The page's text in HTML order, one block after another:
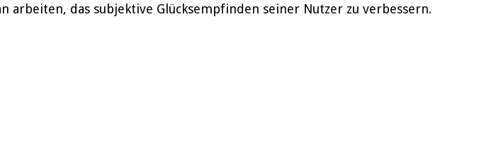
arbeiten, das subjektive Glücksempfinden seiner Nutzer zu verbessern.